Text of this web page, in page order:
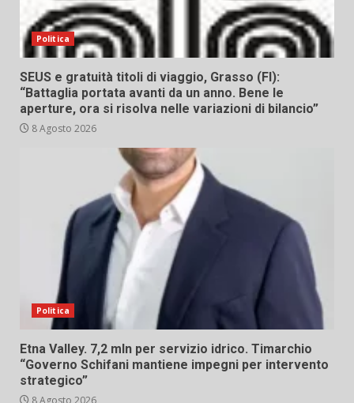
Politica
SEUS e gratuità titoli di viaggio, Grasso (FI):
“Battaglia portata avanti da un anno. Bene le
aperture, ora si risolva nelle variazioni di bilancio”
8 Agosto 2026
Politica
Etna Valley. 7,2 mln per servizio idrico. Timarchio
“Governo Schifani mantiene impegni per intervento
strategico”